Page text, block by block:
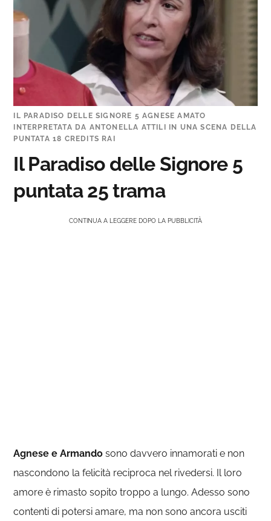
IL PARADISO DELLE SIGNORE 5 AGNESE AMATO
INTERPRETATA DA ANTONELLA ATTILI IN UNA SCENA DELLA
PUNTATA 18 CREDITS RAI
Il Paradiso delle Signore 5
puntata 25 trama
CONTINUA A LEGGERE DOPO LA PUBBLICITÀ
Agnese e Armando sono davvero innamorati e non
nascondono la felicità reciproca nel rivedersi. Il loro
amore è rimasto sopito troppo a lungo. Adesso sono
contenti di potersi amare, ma non sono ancora usciti